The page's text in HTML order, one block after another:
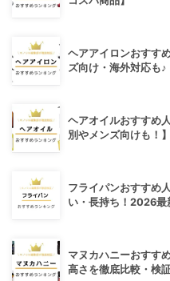
ヘアアイロンおすす
ズ向け・海外対応も♪
ヘアオイルおすすめ
別やメンズ向けも！】
フライパンおすすめ
い・長持ち！2026最
マヌカハニーおすす
高さを徹底比較・検